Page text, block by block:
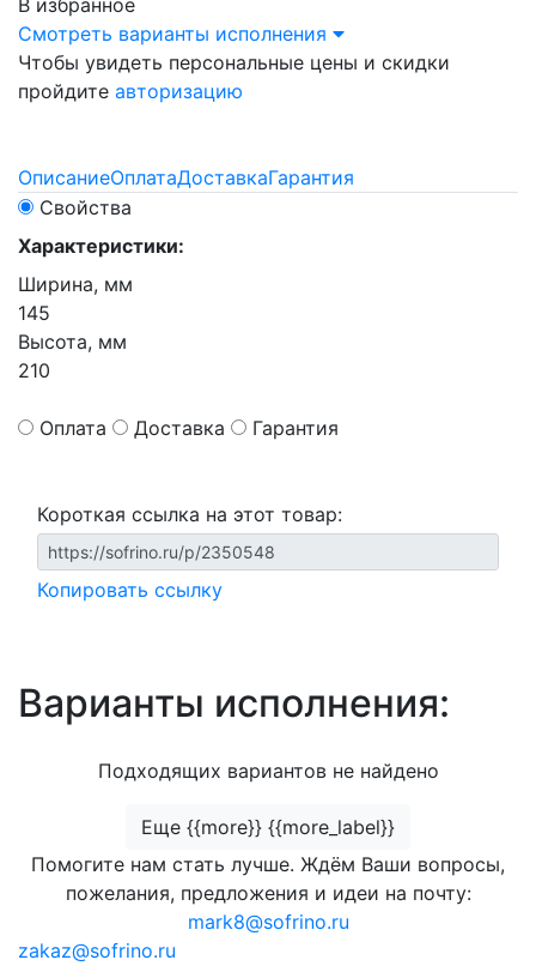
В избранное
Смотреть варианты исполнения
Чтобы увидеть персональные цены и скидки
пройдите авторизацию
ОписаниеОплатаДоставкаГарантия
Свойства
Характеристики:
Ширина, мм
145
Высота, мм
210
Оплата Доставка Гарантия
Короткая ссылка на этот товар:
Копировать ссылку
Варианты исполнения:
Подходящих вариантов не найдено
Еще {{more}} {{more_label}}
Помогите нам стать лучше. Ждём Ваши вопросы,
пожелания, предложения и идеи на почту:
mark8@sofrino.ru
zakaz@sofrino.ru